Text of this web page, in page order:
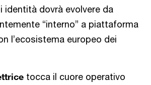
identità dovrà evolvere da
“interno” a piattaforma
l’ecosistema europeo dei
tocca il cuore operativo